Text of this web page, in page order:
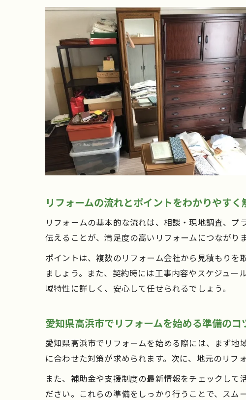
安
家
リフォームの流れとポイントをわかりやすく
リフォームの基本的な流れは、相談・現地調査、
伝えることが、満足度の高いリフォームにつながり
ポイントは、複数のリフォーム会社から見積もり
ましょう。また、契約時には工事内容やスケジュ
域特性に詳しく、安心して任せられるでしょう。
愛知県高浜市でリフォームを始める準備のコ
愛知県高浜市でリフォームを始める際には、まず
に合わせた対策が求められます。次に、地元のリフ
また、補助金や支援制度の最新情報をチェックし
ださい。これらの準備をしっかり行うことで、スム